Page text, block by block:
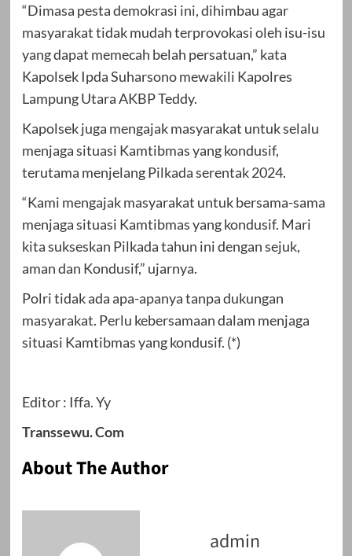
“Dimasa pesta demokrasi ini, dihimbau agar
masyarakat tidak mudah terprovokasi oleh isu-isu
yang dapat memecah belah persatuan,” kata
Kapolsek Ipda Suharsono mewakili Kapolres
Lampung Utara AKBP Teddy.
Kapolsek juga mengajak masyarakat untuk selalu
menjaga situasi Kamtibmas yang kondusif,
terutama menjelang Pilkada serentak 2024.
“Kami mengajak masyarakat untuk bersama-sama
menjaga situasi Kamtibmas yang kondusif. Mari
kita sukseskan Pilkada tahun ini dengan sejuk,
aman dan Kondusif,” ujarnya.
Polri tidak ada apa-apanya tanpa dukungan
masyarakat. Perlu kebersamaan dalam menjaga
situasi Kamtibmas yang kondusif. (*)
Editor : Iffa. Yy
Transsewu. Com
About The Author
admin